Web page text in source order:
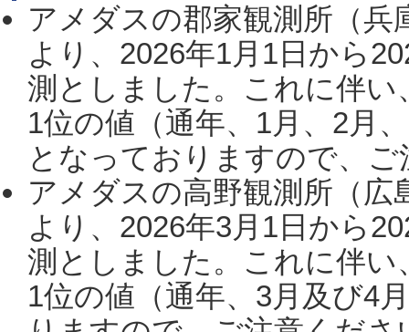
アメダスの郡家観測所（
より、2026年1月1日から
測としました。これに伴い
1位の値（通年、1月、2月
となっておりますので、
アメダスの高野観測所（
より、2026年3月1日から
測としました。これに伴い
1位の値（通年、3月及び4